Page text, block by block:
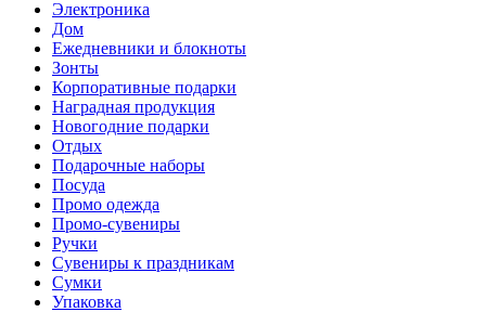
Электроника
Дом
Ежедневники и блокноты
Зонты
Корпоративные подарки
Наградная продукция
Новогодние подарки
Отдых
Подарочные наборы
Посуда
Промо одежда
Промо-сувениры
Ручки
Сувениры к праздникам
Сумки
Упаковка